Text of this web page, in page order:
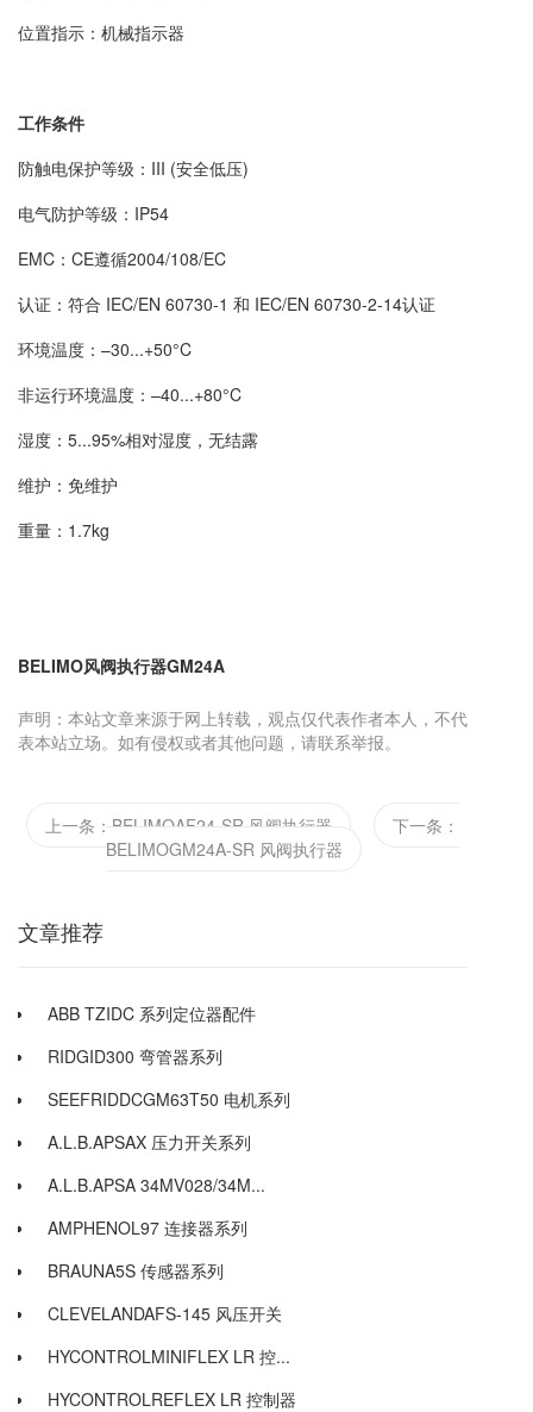
位置指示：机械指示器
工作条件
防触电保护等级：III (安全低压)
电气防护等级：IP54
EMC：CE遵循2004/108/EC
认证：符合 IEC/EN 60730-1 和 IEC/EN 60730-2-14认证
环境温度：–30...+50°C
非运行环境温度：–40...+80°C
湿度：5...95%相对湿度，无结露
维护：免维护
重量：1.7kg
BELIMO风阀执行器GM24A
声明：本站文章来源于网上转载，观点仅代表作者本人，不代
表本站立场。如有侵权或者其他问题，请联系举报。
上一条：BELIMOAF24-SR 风阀执行器
下一条：
BELIMOGM24A-SR 风阀执行器
文章推荐
ABB TZIDC 系列定位器配件
RIDGID300 弯管器系列
SEEFRIDDCGM63T50 电机系列
A.L.B.APSAX 压力开关系列
A.L.B.APSA 34MV028/34M...
AMPHENOL97 连接器系列
BRAUNA5S 传感器系列
CLEVELANDAFS-145 风压开关
HYCONTROLMINIFLEX LR 控...
HYCONTROLREFLEX LR 控制器